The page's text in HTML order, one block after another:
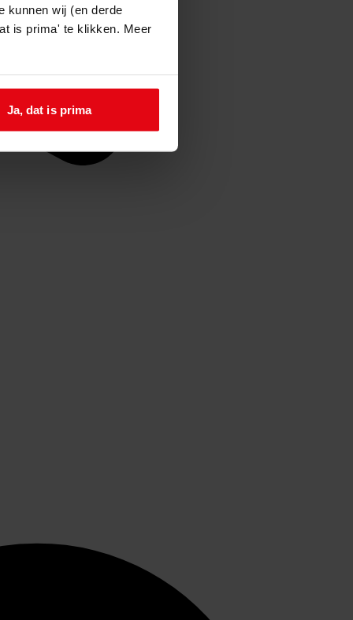
kunnen wij (en derde
is prima' te klikken. Meer
Ja, dat is prima